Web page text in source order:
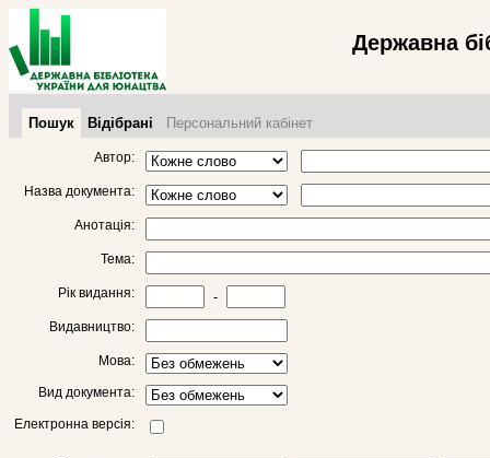
Державна
Пошук Відібрані Персональний кабінет
Автор:
Назва документа:
Анотація:
Тема:
Рік видання: -
Видавництво:
Мова:
Вид документа:
Електронна версія: